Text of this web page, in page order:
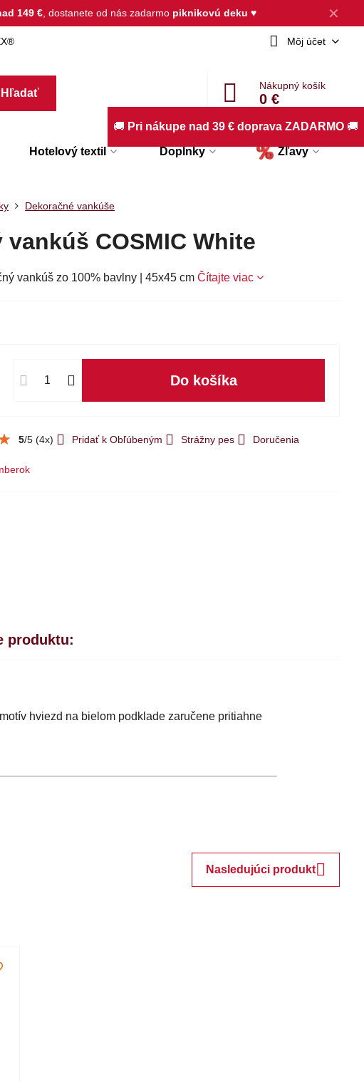
✕
149 € , dostanete od nás zadarmo piknikovú deku♥
Môj účet
Hľadať
Nákupný košík
0 €
Hotelový textil Doplnky Zľavy
Dekoračné vankúše
vankúš COSMIC White
vankúš zo 100% bavlny | 45x45 cm Čítajte viac
Do košíka
5/5(4x) Pridať k Obľúbeným Strážny pes Doručenia
🚚 Pri nákupe nad 39 € doprava ZADARMO 🚚
produktu:
hviezd na bielom podklade zaručene pritiahne
Nasledujúci produkt